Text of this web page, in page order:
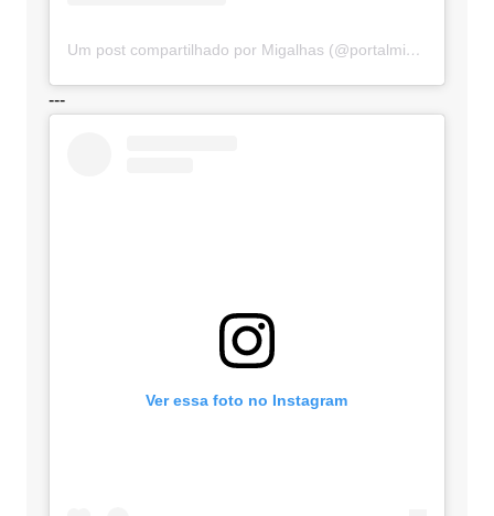
Um post compartilhado por Migalhas (@portalmigalhas)
---
Ver essa foto no Instagram